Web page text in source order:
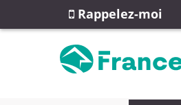
Rappelez-moi